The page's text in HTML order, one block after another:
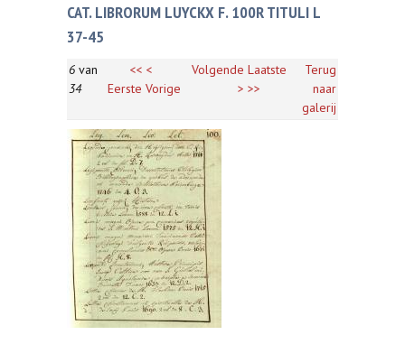
CAT. LIBRORUM LUYCKX F. 100R TITULI L
37-45
6 van
34
<<
Eerste
<
Vorige
Volgende
>
Laatste
>>
Terug
naar
galerij